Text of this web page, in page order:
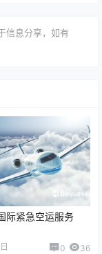
信息分享，如有
际紧急空运服务
0 36